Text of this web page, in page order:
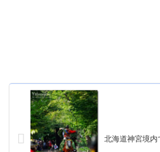
北海道神宮境内